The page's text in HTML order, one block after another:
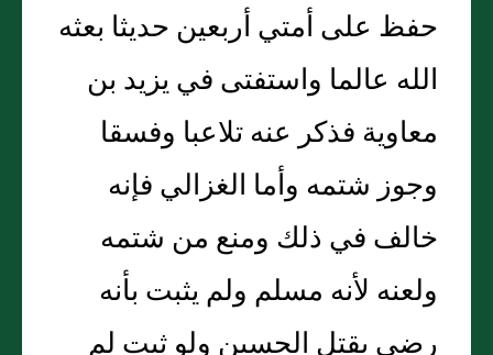
حفظ على أمتي أربعين حديثا بعثه
الله عالما واستفتى في يزيد بن
معاوية فذكر عنه تلاعبا وفسقا
وجوز شتمه وأما الغزالي فإنه
خالف في ذلك ومنع من شتمه
ولعنه لأنه مسلم ولم يثبت بأنه